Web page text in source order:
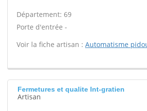
Département: 69
Porte d'entrée -
Voir la fiche artisan : Automatisme
Fermetures et qualite Int-gratien
Artisan